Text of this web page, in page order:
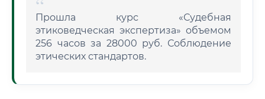
Прошла курс «Судебная
этиковедческая экспертиза» объемом
256 часов за 28000 руб. Соблюдение
этических стандартов.